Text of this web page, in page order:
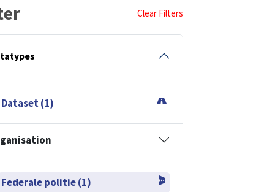
Clear Filters
Dataset (1)
Federale politie (1)